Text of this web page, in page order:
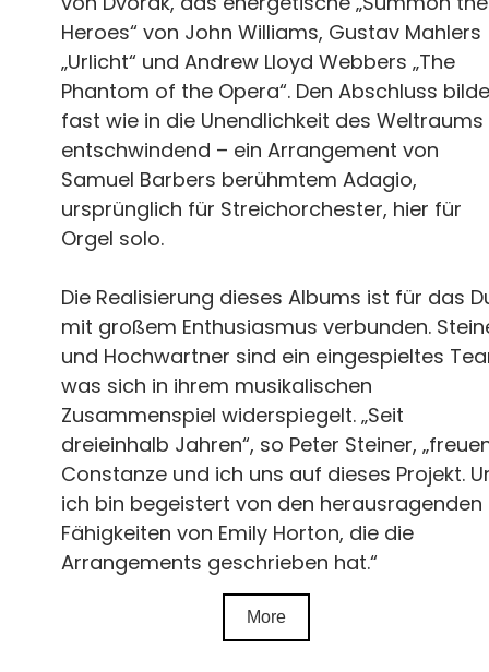
Heroes“ von John Williams, Gustav Mahlers
„Urlicht“ und Andrew Lloyd Webbers „The
Phantom of the Opera“. Den Abschluss
fast wie in die Unendlichkeit des Weltraums
entschwindend – ein Arrangement von
Samuel Barbers berühmtem Adagio,
ursprünglich für Streichorchester, hier für
Orgel solo.
Die Realisierung dieses Albums ist für das
mit großem Enthusiasmus verbunden.
und Hochwartner sind ein eingespieltes
was sich in ihrem musikalischen
Zusammenspiel widerspiegelt. „Seit
dreieinhalb Jahren“, so Peter Steiner,
Constanze und ich uns auf dieses Projekt.
ich bin begeistert von den herausragenden
Fähigkeiten von Emily Horton, die die
Arrangements geschrieben hat.“
More